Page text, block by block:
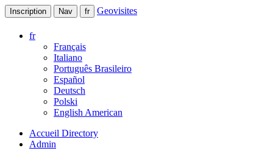
Inscription Nav fr Geovisites
fr
Français
Italiano
Português Brasileiro
Español
Deutsch
Polski
English American
Accueil Directory
Admin